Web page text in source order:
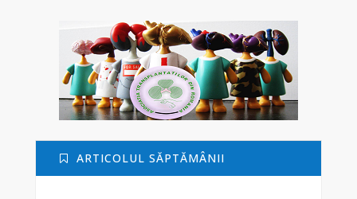
ARTICOLUL SĂPTĂMÂNII